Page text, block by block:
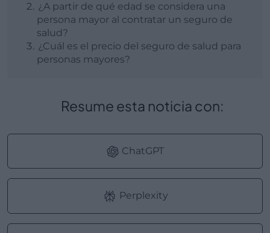
¿A partir de qué edad se considera una
persona mayor al contratar un seguro de
salud?
¿Cuál es el precio del seguro de salud para
personas mayores?
Resume esta noticia con:
ChatGPT
Perplexity